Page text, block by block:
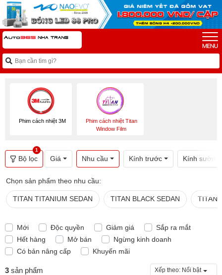
Phim cách nhiệt 3M
Phim cách nhiệt Titan
Window Film
Bộ lọc
1
Giá Nhu cầu Kính trước Kính sườn
Chọn sản phẩm theo nhu cầu:
TITAN TITANIUM SEDAN TITAN BLACK SEDAN TITAN
Mới Độc quyền Giảm giá
Sắp ra mắt
Hết hàng
Mở bán
Ngừng kinh doanh
Có bản nâng cấp
Khuyến mãi
3 sản phẩm Xếp theo: Nổi bật
Mới